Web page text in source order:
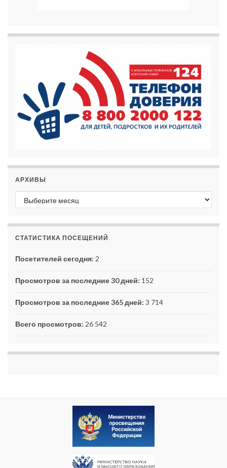
АРХИВЫ
Архивы
СТАТИСТИКА ПОСЕЩЕНИЙ
Посетителей сегодня: 2
Просмотров за последние 30 дней: 152
Просмотров за последние 365 дней: 3 714
Всего просмотров: 26 542